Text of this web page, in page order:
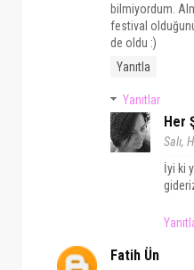
bilmiyordum.
festival
de oldu :)
Yanıtla
Yanıtlar
Her
Salı,
İyi ki
Fatih Ün